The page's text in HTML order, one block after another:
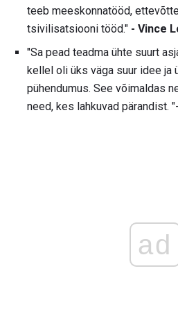
teeb meeskonnatööd,
tsivilisatsiooni tööd." - Vince
"Sa pead teadma ühte suurt
kellel oli üks väga suur idee ja
pühendumus. See võimaldas
need, kes lahkuvad pärandist. "-
ad